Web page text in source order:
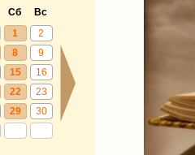
Сб
Вс
1
2
8
9
15
16
22
23
29
30